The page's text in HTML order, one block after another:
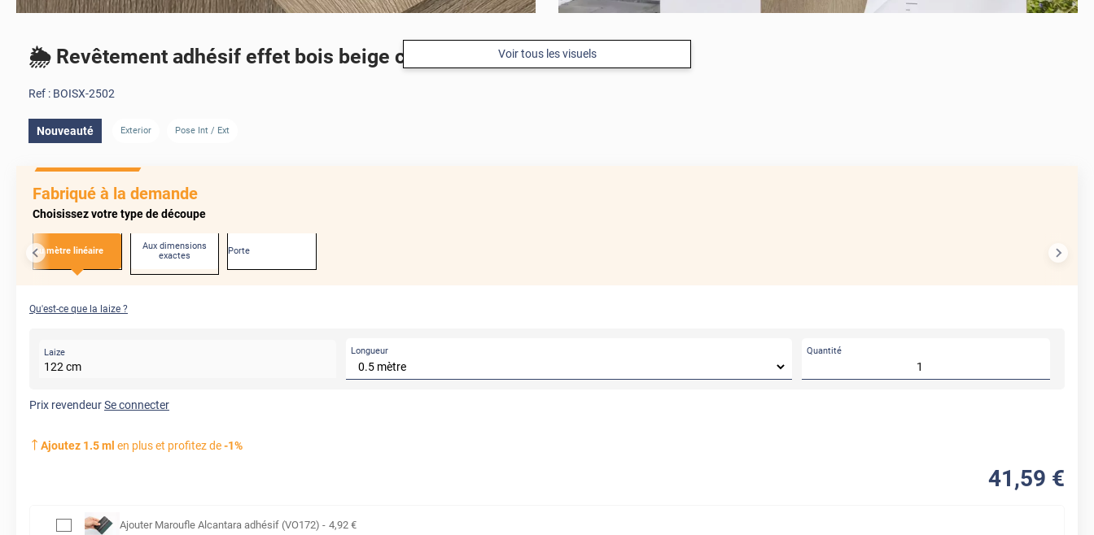
Voir tous les visuels
🌦️ Revêtement adhésif effet bois beige clair mat pour extérieur
Ref : BOISX-2502
Nouveauté Exterior Pose Int / Ext
Fabriqué à la demande
Choisissez votre type de découpe
Au mètre linéaire
Aux dimensions
exactes
Porte
Qu'est-ce que la laize ?
Laize
122 cm
Longueur Quantité
Prix revendeurSe connecter
Ajoutez 1.5ml en plus et profitez de-1%
41 ,59 €
Ajouter Maroufle Alcantara adhésif (VO172) - 4,92 €